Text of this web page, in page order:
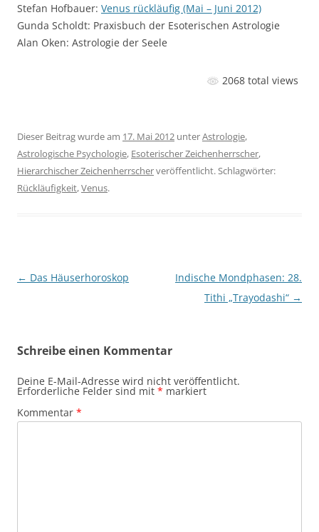
Stefan Hofbauer: Venus rückläufig (Mai – Juni 2012)
Gunda Scholdt: Praxisbuch der Esoterischen Astrologie
Alan Oken: Astrologie der Seele
2068 total views
Dieser Beitrag wurde am 17. Mai 2012 unterAstrologie,
Astrologische Psychologie, Esoterischer Zeichenherrscher,
Hierarchischer Zeichenherrscherveröffentlicht. Schlagwörter:
Rückläufigkeit,Venus.
Beitragsnavigation
← Das Häuserhoroskop
Indische Mondphasen: 28.
Tithi „Trayodashi“ →
Schreibe einen Kommentar
Deine E-Mail-Adresse wird nicht veröffentlicht.
Erforderliche Felder sind mit * markiert
Kommentar *